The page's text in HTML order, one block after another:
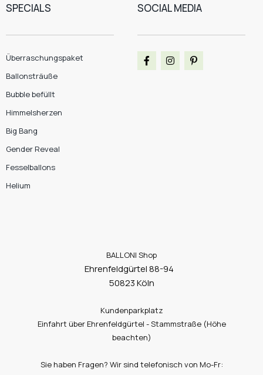
SPECIALS
Überraschungspaket
Ballonsträuße
Bubble befüllt
Himmelsherzen
Big Bang
Gender Reveal
Fesselballons
Helium
SOCIAL MEDIA
BALLONI Shop
Ehrenfeldgürtel 88-94
50823 Köln
Kundenparkplatz
Einfahrt über Ehrenfeldgürtel - Stammstraße (Höhe
beachten)
Sie haben Fragen? Wir sind telefonisch von Mo-Fr: